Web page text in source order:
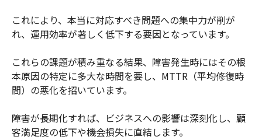
これにより、本当に対応すべき問題への集中力が削が
れ、運用効率が著しく低下する要因となっています。
これらの課題が積み重なる結果、障害発生時にはその根
本原因の特定に多大な時間を要し、MTTR（平均修復時
間）の悪化を招いています。
障害が長期化すれば、ビジネスへの影響は深刻化し、顧
客満足度の低下や機会損失に直結します。